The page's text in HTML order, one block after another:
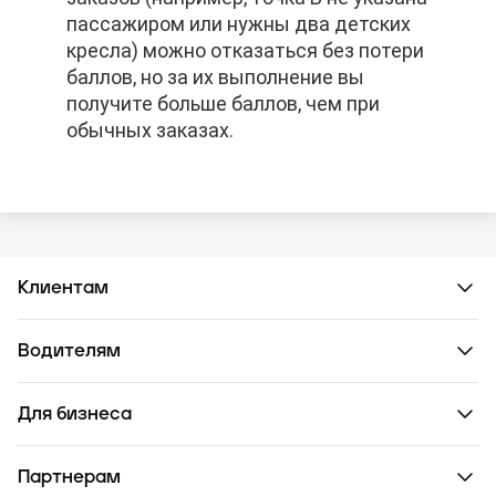
пассажиром или нужны два детских
кресла) можно отказаться без потери
баллов, но за их выполнение вы
получите больше баллов, чем при
обычных заказах.
пассажиром или нужны два детских
кресла) можно отказаться без потери
баллов, но за их выполнение вы
получите больше баллов, чем при
обычных заказах.
пассажиром или нужны два детских
кресла) можно отказаться без потери
баллов, но за их выполнение вы
получите больше баллов, чем при
обычных заказах.
Клиентам
Водителям
Для бизнеса
Партнерам